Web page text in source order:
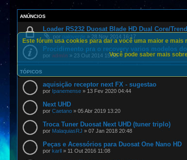
ANÚNCIOS
Loader RS232 Duosat Blade HD Dual Core/
por paloverde » 28 Nov 2014 16:17
Procidimento pra o recovery varios modelos
por admin » 23 Out 2014 15:50
TÓPICOS
aquisição receptor next FX - sugestao
por Ipanemense » 13 Fev 2020 04:44
Next UHD
por Caetano » 05 Abr 2019 13:20
Troca Tuner Duosat Next UHD (tuner triplo)
por MalaquiasRJ » 07 Jan 2018 20:48
Peças e Acessórios para Duosat One Nano HD
por karll » 11 Out 2016 11:08
Este fórum usa cookies para dar a você uma maior e
Você pode saber mais